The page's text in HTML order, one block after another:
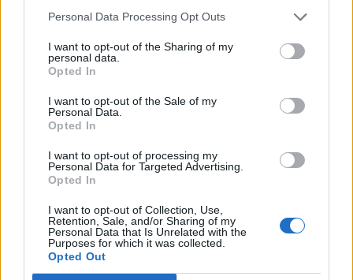
Personal Data Processing Opt Outs
I want to opt-out of the Sharing of my
personal data.
Opted In
I want to opt-out of the Sale of my
Personal Data.
Opted In
I want to opt-out of processing my
Personal Data for Targeted Advertising.
Opted In
I want to opt-out of Collection, Use,
Retention, Sale, and/or Sharing of my
Personal Data that Is Unrelated with the
Purposes for which it was collected.
Opted Out
ALTRE NOTIZIE DI VARESE